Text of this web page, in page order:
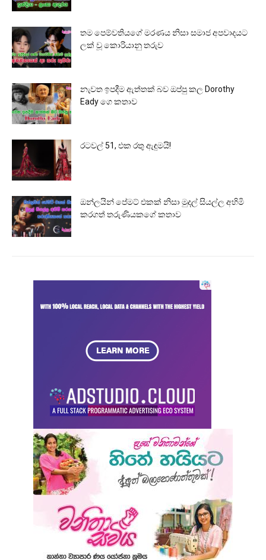
තම පෙම්වතියගේ මරණය නිසා සමාජ අපවාදයට
ලක් වූ කොරියානු තරුව
නැවත ඉපදීම ඇත්තක් බව ඔප්පු කල Dorothy
Eady ගෙ කතාව
රටවල් 51, එක රතු ඇඳුමයි!
ඔන්ලයින් පේමට් එකක් නිසා මුදල් සියල්ල අහිමි
කරගත් තරුණියකගේ කතාව